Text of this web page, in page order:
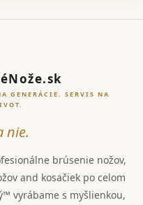
GENERÁCIE. SERVIS NA
nie.
brúsenie nožov,
and kosačiek po celom
vyrábame s myšlienkou,